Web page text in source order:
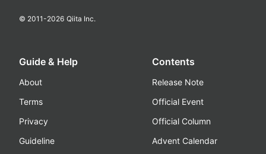
© 2011-2026 Qiita Inc.
Guide & Help
About
Terms
Privacy
Guideline
Contents
Release Note
Official Event
Official Column
Advent Calendar